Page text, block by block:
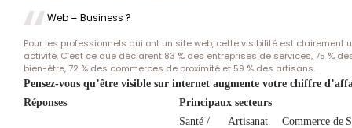
Web = Business ?
Pour les professionnels qui ont un site web, cette visibilité est clairement
activité. C’est ce que déclarent 83 % des entreprises de services, 75 %
bien-être, 72 % des commerces de proximité et 59 % des artisans.
Pensez-vous qu’être visible sur internet augmente votre chiffre
Réponses
Principaux secteurs
Santé /
Artisanat
Commerce de